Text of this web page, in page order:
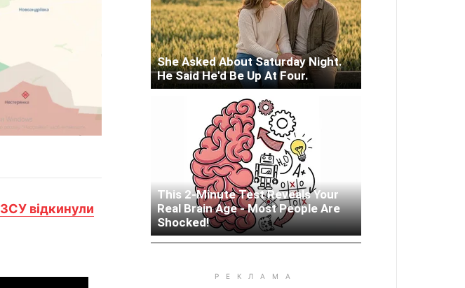
ЗСУ відкинули
She Asked About Saturday Night.
He Said He'd Be Up At Four.
This 2-Minute Test Reveals Your
Real Brain Age - Most People Are
Shocked!
Woman Lives In Garage - Don't
Judge Until You Peek Inside